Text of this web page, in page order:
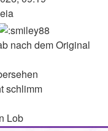
nach dem Original
schlimm
Lob